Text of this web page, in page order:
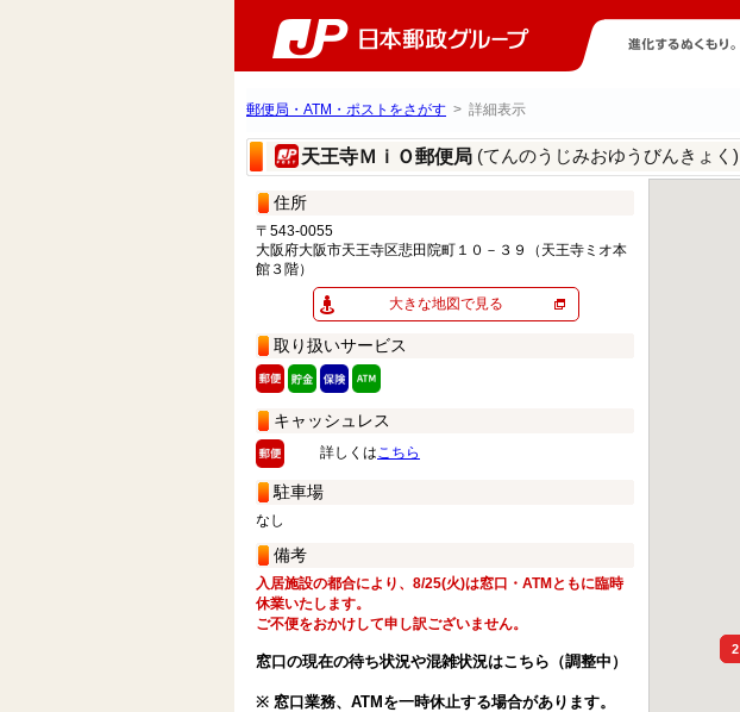
郵便局・ATM・ポストをさがす > 詳細表示
天王寺ＭｉＯ郵便局 (てんのうじみおゆうびんきょく)
住所
〒543-0055
大阪府大阪市天王寺区悲田院町１０－３９（天王寺ミオ本
館３階）
大きな地図で見る
取り扱いサービス
キャッシュレス
詳しくはこちら
駐車場
なし
備考
入居施設の都合により、8/25(火)は窓口・ATMともに臨時
休業いたします。
ご不便をおかけして申し訳ございません。
窓口の現在の待ち状況や混雑状況はこちら（調整中）
※ 窓口業務、ATMを一時休止する場合があります。
2